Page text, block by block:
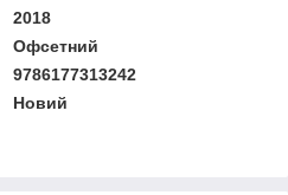
2018
Офсетний
9786177313242
Новий